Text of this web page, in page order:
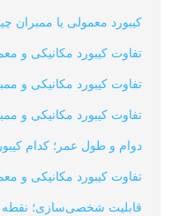
کیبور‌د معمولی یا ممبران
تفا‌و‌ت کیبورد مکانیکی و
تفا‌و‌ت کیبورد مکانیکی و
تفاوت کیبورد مکانیکی و
دوام و طول عمر؛ کدام
تفاوت کیبورد مکانیکی و
قابلیت شخصی‌سازی؛ نقطه